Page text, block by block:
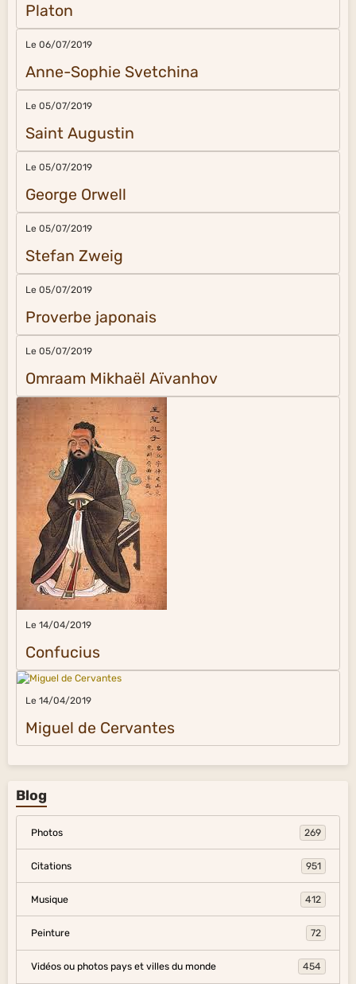
Platon
Le 06/07/2019
Anne-Sophie Svetchina
Le 05/07/2019
Saint Augustin
Le 05/07/2019
George Orwell
Le 05/07/2019
Stefan Zweig
Le 05/07/2019
Proverbe japonais
Le 05/07/2019
Omraam Mikhaël Aïvanhov
Le 14/04/2019
Confucius
Le 14/04/2019
Miguel de Cervantes
Blog
Photos 269
Citations 951
Musique 412
Peinture 72
Vidéos ou photos pays et villes du monde 454